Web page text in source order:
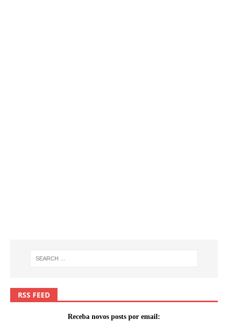
RSS FEED
Receba novos posts por email: